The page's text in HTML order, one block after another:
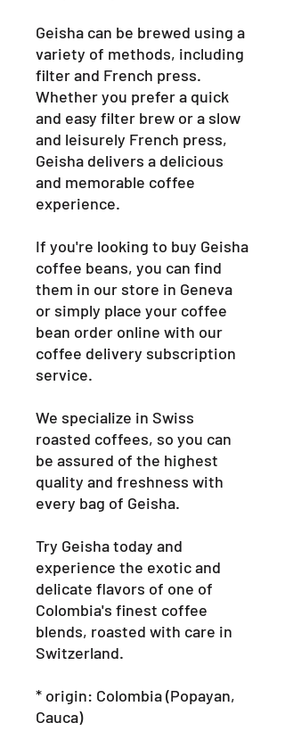
Geisha can be brewed using a
variety of methods, including
filter and French press.
Whether you prefer a quick
and easy filter brew or a slow
and leisurely French press,
Geisha delivers a delicious
and memorable coffee
experience.
If you're looking to buy Geisha
coffee beans, you can find
them in our store in Geneva
or simply place your coffee
bean order online with our
coffee delivery subscription
service.
We specialize in Swiss
roasted coffees, so you can
be assured of the highest
quality and freshness with
every bag of Geisha.
Try Geisha today and
experience the exotic and
delicate flavors of one of
Colombia's finest coffee
blends, roasted with care in
Switzerland.
* origin: Colombia (Popayan,
Cauca)